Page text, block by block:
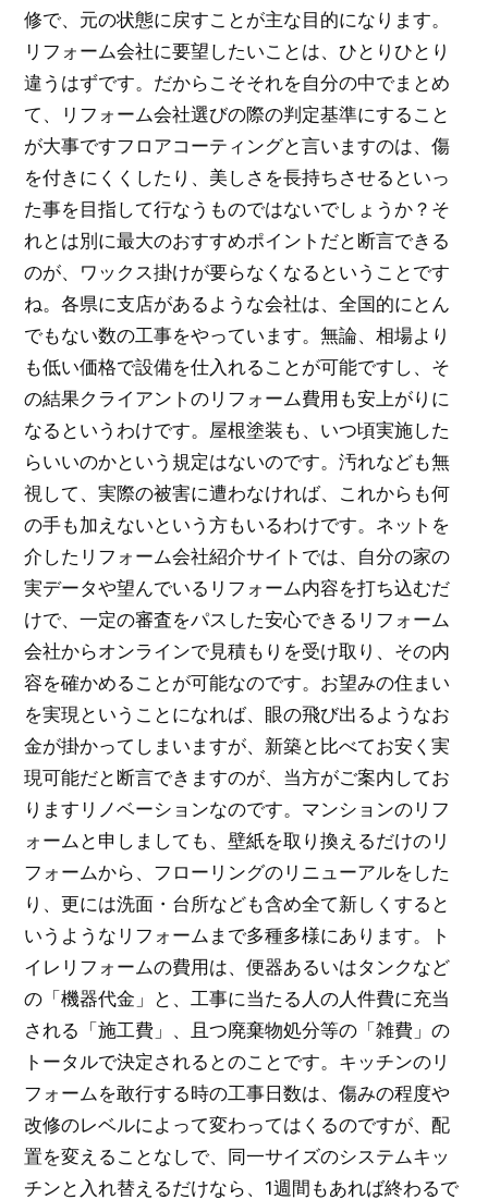
修で、元の状態に戻すことが主な目的になります。
リフォーム会社に要望したいことは、ひとりひとり
違うはずです。だからこそそれを自分の中でまとめ
て、リフォーム会社選びの際の判定基準にすること
が大事ですフロアコーティングと言いますのは、傷
を付きにくくしたり、美しさを長持ちさせるといっ
た事を目指して行なうものではないでしょうか？そ
れとは別に最大のおすすめポイントだと断言できる
のが、ワックス掛けが要らなくなるということです
ね。各県に支店があるような会社は、全国的にとん
でもない数の工事をやっています。無論、相場より
も低い価格で設備を仕入れることが可能ですし、そ
の結果クライアントのリフォーム費用も安上がりに
なるというわけです。屋根塗装も、いつ頃実施した
らいいのかという規定はないのです。汚れなども無
視して、実際の被害に遭わなければ、これからも何
の手も加えないという方もいるわけです。ネットを
介したリフォーム会社紹介サイトでは、自分の家の
実データや望んでいるリフォーム内容を打ち込むだ
けで、一定の審査をパスした安心できるリフォーム
会社からオンラインで見積もりを受け取り、その内
容を確かめることが可能なのです。お望みの住まい
を実現ということになれば、眼の飛び出るようなお
金が掛かってしまいますが、新築と比べてお安く実
現可能だと断言できますのが、当方がご案内してお
りますリノベーションなのです。マンションのリフ
ォームと申しましても、壁紙を取り換えるだけのリ
フォームから、フローリングのリニューアルをした
り、更には洗面・台所なども含め全て新しくすると
いうようなリフォームまで多種多様にあります。ト
イレリフォームの費用は、便器あるいはタンクなど
の「機器代金」と、工事に当たる人の人件費に充当
される「施工費」、且つ廃棄物処分等の「雑費」の
トータルで決定されるとのことです。キッチンのリ
フォームを敢行する時の工事日数は、傷みの程度や
改修のレベルによって変わってはくるのですが、配
置を変えることなしで、同一サイズのシステムキッ
チンと入れ替えるだけなら、1週間もあれば終わるで